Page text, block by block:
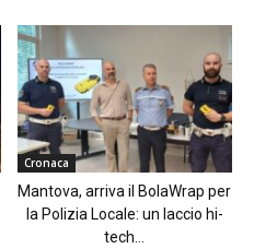
Cronaca
Mantova, arriva il BolaWrap per
la Polizia Locale: un laccio hi-
tech...